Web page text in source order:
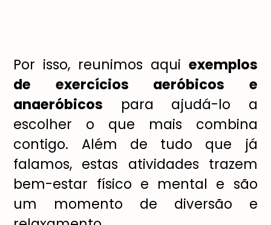
Por isso, reunimos aqui exemplos
de exercícios aeróbicos e
anaeróbicos para ajudá-lo a
escolher o que mais combina
contigo. Além de tudo que já
falamos, estas atividades trazem
bem-estar físico e mental e são
um momento de diversão e